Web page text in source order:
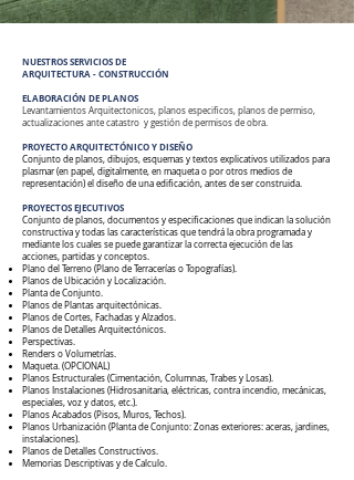
NUESTROS SERVICIOS​ DE​
ARQUITECTURA - CONSTRUCCIÓN
ELABORACIÓN DE PLANOS
Levantamientos Arquitectonicos, planos especificos, planos de permiso,
actualizaciones ante catastro y gestión de permisos de obra.
PROYECTO ARQUITECTÓNICO Y DISEÑO
Conjunto de planos, dibujos, esquemas y textos explicativos utilizados para
plasmar (en papel, digitalmente, en maqueta o por otros medios de
representación) el diseño de una edificación, antes de ser construida.
PROYECTOS EJECUTIVO​S
Conjunto de planos, documentos y especificaciones que indican la solución
constructiva y todas las características que tendrá la obra programada y
mediante los cuales se puede garantizar la correcta ejecución de las
acciones, partidas y conceptos.
Plano del Terreno (Plano de Terracerías o Topografías).
Planos de Ubicación y Localización.
Planta de Conjunto.
Planos de Plantas arquitectónicas.
Planos de Cortes, Fachadas y Alzados.
Planos de Detalles Arquitectónicos.
Perspectivas.
Renders o Volumetrías.
Maqueta. (OPCIONAL)
Planos Estructurales (Cimentación, Columnas, Trabes y Losas).
Planos Instalaciones (Hidrosanitaria, eléctricas, contra incendio, mecánicas,
especiales, voz y datos, etc.).
Planos Acabados (Pisos, Muros, Techos).
Planos Urbanización (Planta de Conjunto: Zonas exteriores: aceras, jardines,
instalaciones).
Planos de Detalles Constructivos.
Memorias Descriptivas y de Calculo.